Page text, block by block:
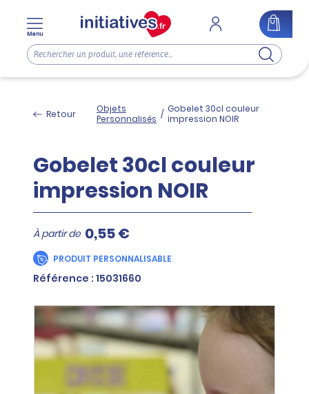
Menu
Retour
Objets
Personnalisés / Gobelet 30cl couleur
impression NOIR
Gobelet 30cl couleur
impression NOIR
À partir de 0,55 €
PRODUIT PERSONNALISABLE
Référence : 15031660